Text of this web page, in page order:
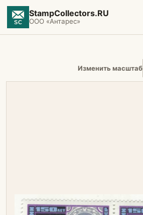
StampCollectors.RU
ООО «Антарес»
Изменить масштаб